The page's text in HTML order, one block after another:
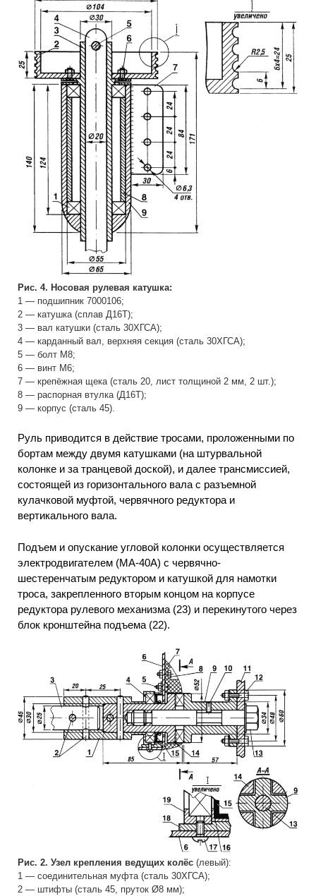
Рис. 4. Носовая рулевая катушка:
1 — подшипник 7000106;
2 — катушка (сплав Д16Т);
3 — вал катушки (сталь 30ХГСА);
4 — карданный вал, верхняя секция (сталь 30ХГСА);
5 — болт М8;
6 — винт М6;
7 — крепёжная щека (сталь 20, лист толщиной 2 мм, 2 шт.);
8 — распорная втулка (Д16Т);
9 — корпус (сталь 45).
Руль приводится в действие тросами, проложенными по
бортам между двумя катушками (на штурвальной
колонке и за транцевой доской), и далее трансмиссией,
состоящей из горизонтального вала с разъемной
кулачковой муфтой, червячного редуктора и
вертикального вала.
Подъем и опускание угловой колонки осуществляется
электродвигателем (МА-40А) с червячно-
шестеренчатым редуктором и катушкой для намотки
троса, закрепленного вторым концом на корпусе
редуктора рулевого механизма (23) и перекинутого через
блок кронштейна подъема (22).
Рис. 2. Узел крепления ведущих колёс (левый):
1 — соединительная муфта (сталь 30ХГСА);
2 — штифты (сталь 45, пруток Ø8 мм);